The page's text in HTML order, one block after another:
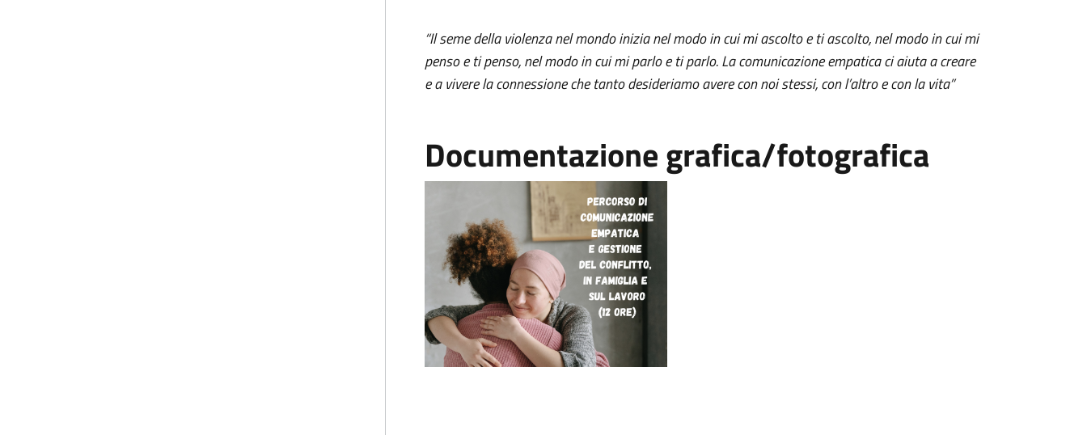
“Il seme della violenza nel mondo inizia nel modo in cui mi ascolto e ti ascolto, nel modo in cui mi
penso e ti penso, nel modo in cui mi parlo e ti parlo. La comunicazione empatica ci aiuta a creare
e a vivere la connessione che tanto desideriamo avere con noi stessi, con l’altro e con la vita”
Documentazione grafica/fotografica